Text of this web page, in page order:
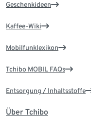
Geschenkideen
Kaffee-Wiki
Mobilfunklexikon
Tchibo MOBIL FAQs
Entsorgung / Inhaltsstoffe
Über Tchibo